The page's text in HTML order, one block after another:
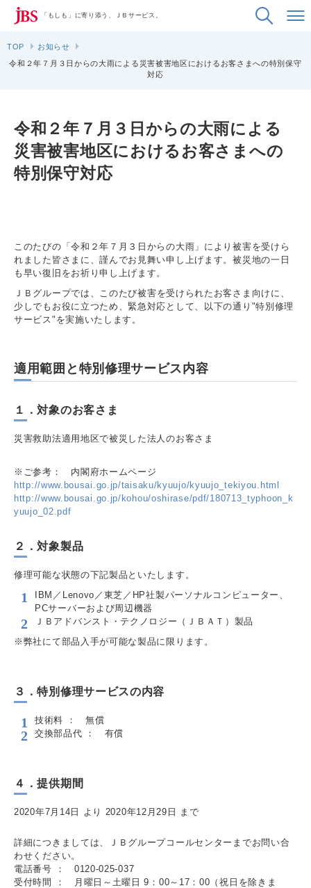
「もしも」に寄り添う、ＪＢサービス。
TOP
お知らせ
令和２年７月３日からの大雨による災害被害地区におけるお客さまへの特別保守
対応
令和２年７月３日からの大雨による
災害被害地区におけるお客さまへの
特別保守対応
このたびの「令和２年７月３日からの大雨」により被害を受けら
れました皆さまに、謹んでお見舞い申し上げます。被災地の一日
も早い復旧をお祈り申し上げます。
ＪＢグループでは、 このたび被害を受けられたお客さま向けに、
少しでもお役に立つため、緊急対応として、以下の通り"特別修理
サービス"を実施いたします。
適用範囲と特別修理サービス内容
１．対象のお客さま
災害救助法適用地区で被災した法人のお客さま
※ご参考： 内閣府ホームページ
http://www.bousai.go.jp/taisaku/kyuujo/kyuujo_tekiyou.html
http://www.bousai.go.jp/kohou/oshirase/pdf/180713_typhoon_k
yuujo_02.pdf
２．対象製品
修理可能な状態の下記製品といたします。
IBM／Lenovo／東芝／HP社製パーソナルコンピューター、
PCサーバーおよび周辺機器
ＪＢアドバンスト・テクノロジー（ＪＢＡＴ）製品
※弊社にて部品入手が可能な製品に限ります。
３．特別修理サービスの内容
技術料 ： 無償
交換部品代 ： 有償
４．提供期間
2020年7月14日 より 2020年12月29日 まで
詳細につきましては、ＪＢグループコールセンターまでお問い合
わせください。
電話番号 ： 0120-025-037
受付時間 ： 月曜日～土曜日 9：00～17：00（祝日を除きま